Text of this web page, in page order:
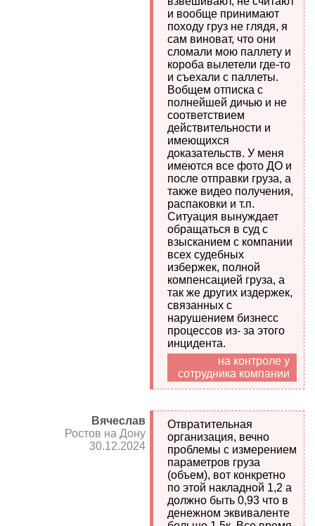
и вообще принимают
походу груз не глядя, я
сам виноват, что они
сломали мою паллету и
короба вылетели где-то
и съехали с паллеты.
Вобщем отписка с
полнейшей дичью и не
соответствием
действительности и
имеющихся
доказательств. У меня
имеются все фото ДО и
после отправки груза, а
также видео получения,
распаковки и т.п.
Ситуация вынуждает
обращаться в суд с
взысканием с компании
всех судебных
избержек, полной
компенсацией груза, а
так же других издержек,
связанных с
нарушением бизнесс
процессов из- за этого
инцидента.
на контроле у
сотрудника компании
Вячеслав
Ростов на Дону
30.12.2024
Отвратительная
организация, вечно
проблемы с измерением
параметров груза
(объем), вот конкретно
по этой накладной 1,2 а
должно быть 0,93 что в
денежном эквиваленте